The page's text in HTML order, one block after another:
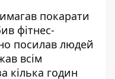
покарати
фітнес-
посилав людей
всім
кілька годин